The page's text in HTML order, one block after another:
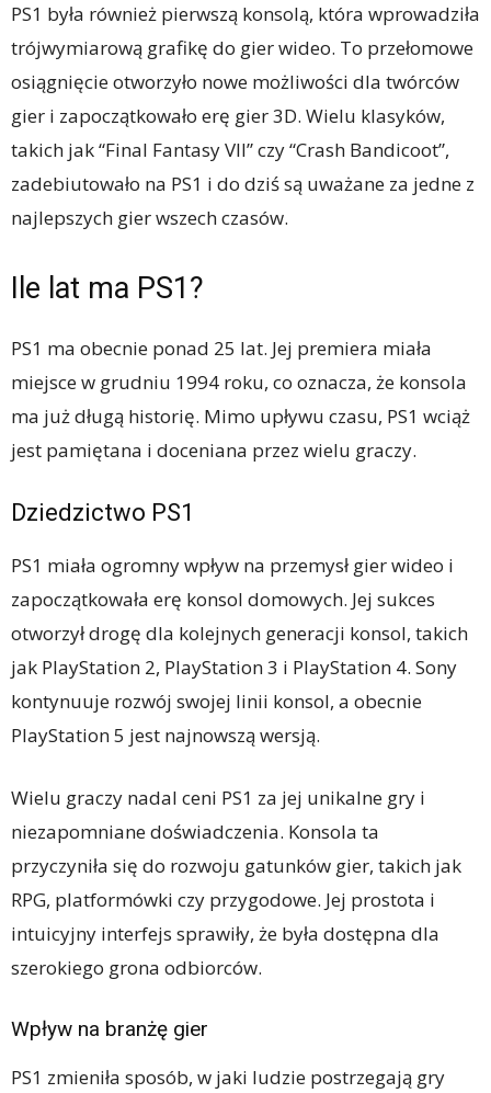
PS1 była również pierwszą konsolą, która wprowadziła
trójwymiarową grafikę do gier wideo. To przełomowe
osiągnięcie otworzyło nowe możliwości dla twórców
gier i zapoczątkowało erę gier 3D. Wielu klasyków,
takich jak “Final Fantasy VII” czy “Crash Bandicoot”,
zadebiutowało na PS1 i do dziś są uważane za jedne z
najlepszych gier wszech czasów.
Ile lat ma PS1?
PS1 ma obecnie ponad 25 lat. Jej premiera miała
miejsce w grudniu 1994 roku, co oznacza, że ​​konsola
ma już długą historię. Mimo upływu czasu, PS1 wciąż
jest pamiętana i doceniana przez wielu graczy.
Dziedzictwo PS1
PS1 miała ogromny wpływ na przemysł gier wideo i
zapoczątkowała erę konsol domowych. Jej sukces
otworzył drogę dla kolejnych generacji konsol, takich
jak PlayStation 2, PlayStation 3 i PlayStation 4. Sony
kontynuuje rozwój swojej linii konsol, a obecnie
PlayStation 5 jest najnowszą wersją.
Wielu graczy nadal ceni PS1 za jej unikalne gry i
niezapomniane doświadczenia. Konsola ta
przyczyniła się do rozwoju gatunków gier, takich jak
RPG, platformówki czy przygodowe. Jej prostota i
intuicyjny interfejs sprawiły, że była dostępna dla
szerokiego grona odbiorców.
Wpływ na branżę gier
PS1 zmieniła sposób, w jaki ludzie postrzegają gry